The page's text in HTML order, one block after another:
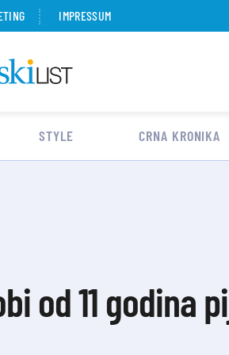
IMPRESSUM
STYLE CRNA KRONIKA
od 11 godina